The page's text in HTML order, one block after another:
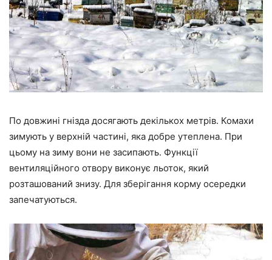
По довжині гнізда досягають декількох метрів. Комахи
зимують у верхній частині, яка добре утеплена. При
цьому на зиму вони не засипають. Функції
вентиляційного отвору виконує льоток, який
розташований знизу. Для зберігання корму осередки
запечатуються.